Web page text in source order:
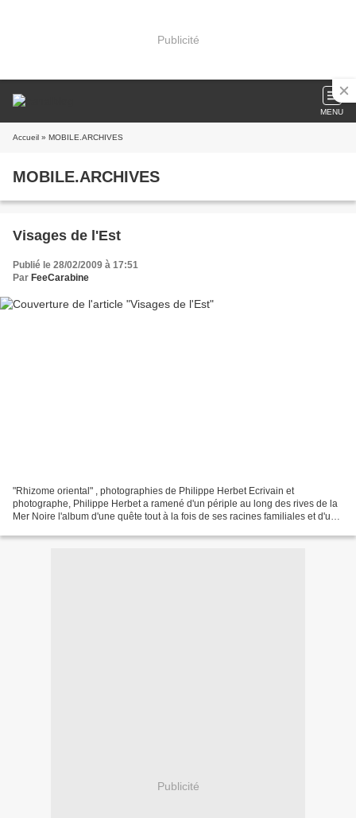
Publicité
MENU
Accueil » MOBILE.ARCHIVES
MOBILE.ARCHIVES
Visages de l'Est
Publié le 28/02/2009 à 17:51
Par FeeCarabine
"Rhizome oriental" , photographies de Philippe Herbet Ecrivain et
photographe, Philippe Herbet a ramené d'un périple au long des rives de la
Mer Noire l'album d'une quête tout à la fois de ses racines familiales et d'une
Publicité